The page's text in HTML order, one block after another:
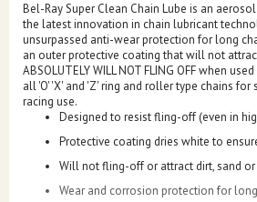
Bel-Ray Super Clean Chain Lube is an
the latest innovation in chain lubricant
unsurpassed anti-wear protection for long
an outer protective coating that will not
ABSOLUTELY WILL NOT FLING OFF when
all 'O' 'X' and 'Z' ring and roller type chains for
racing use.
Designed to resist fling-off (even in
Protective coating dries white to
Will not fling-off or attract dirt, sand
Wear and corrosion protection for